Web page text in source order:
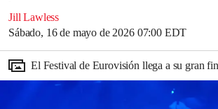
Jill Lawless
Sábado, 16 de mayo de 2026 07:00 EDT
El Festival de Eurovisión llega a su gran